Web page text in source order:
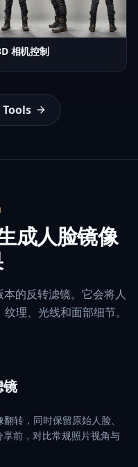
相机控制
成人脸镜像
的反转滤镜。它会将人
理、光线和面部细节。
转，同时保留原始人脸、
前，对比常规照片视角与